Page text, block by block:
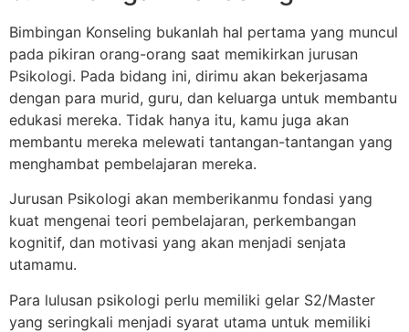
Bimbingan Konseling bukanlah hal pertama yang muncul
pada pikiran orang-orang saat memikirkan jurusan
Psikologi. Pada bidang ini, dirimu akan bekerjasama
dengan para murid, guru, dan keluarga untuk membantu
edukasi mereka. Tidak hanya itu, kamu juga akan
membantu mereka melewati tantangan-tantangan yang
menghambat pembelajaran mereka.
Jurusan Psikologi akan memberikanmu fondasi yang
kuat mengenai teori pembelajaran, perkembangan
kognitif, dan motivasi yang akan menjadi senjata
utamamu.
Para lulusan psikologi perlu memiliki gelar S2/Master
yang seringkali menjadi syarat utama untuk memiliki